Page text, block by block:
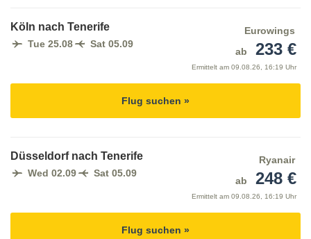
Köln nach Tenerife
Tue 25.08 Sat 05.09
Eurowings
ab
233 €
Ermittelt am 09.08.26, 16:19 Uhr
Flug suchen »
Düsseldorf nach Tenerife
Wed 02.09 Sat 05.09
Ryanair
ab
248 €
Ermittelt am 09.08.26, 16:19 Uhr
Flug suchen »